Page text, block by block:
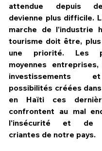
attendue depuis
devienne plus difficile.
marche de l'industrie
tourisme doit être, plus
une priorité. Les
moyennes
investissements
possibilités créées
en Haïti ces
confrontent au mal
l'insécurité et de
criantes de notre pays.